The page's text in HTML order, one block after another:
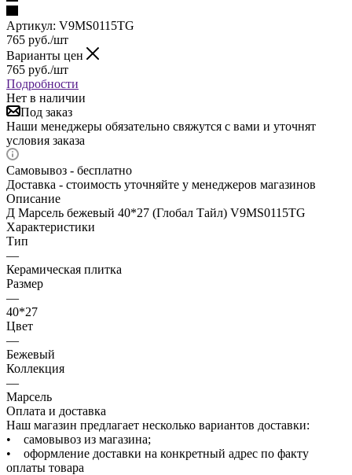
Артикул: V9MS0115TG
765 руб./шт
Варианты цен
765 руб./шт
Подробности
Нет в наличии
Под заказ
Наши менеджеры обязательно свяжутся с вами и уточнят
условия заказа
Самовывоз - бесплатно
Доставка - стоимость уточняйте у менеджеров магазинов
Описание
Д Марсель бежевый 40*27 (Глобал Тайл) V9MS0115TG
Характеристики
Тип
—
Керамическая плитка
Размер
—
40*27
Цвет
—
Бежевый
Коллекция
—
Марсель
Оплата и доставка
Наш магазин предлагает несколько вариантов доставки:
• самовывоз из магазина;
• оформление доставки на конкретный адрес по факту
оплаты товара